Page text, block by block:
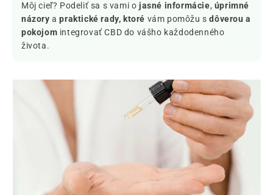
Môj cieľ? Podeliť sa s vami o jasné informácie, úprimné
názory apraktické rady, ktoré vám pomôžu sdôverou a
pokojom integrovať CBD do vášho každodenného
života.